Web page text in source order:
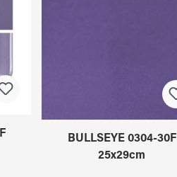
BULLSEYE 0304-30F
25x29cm